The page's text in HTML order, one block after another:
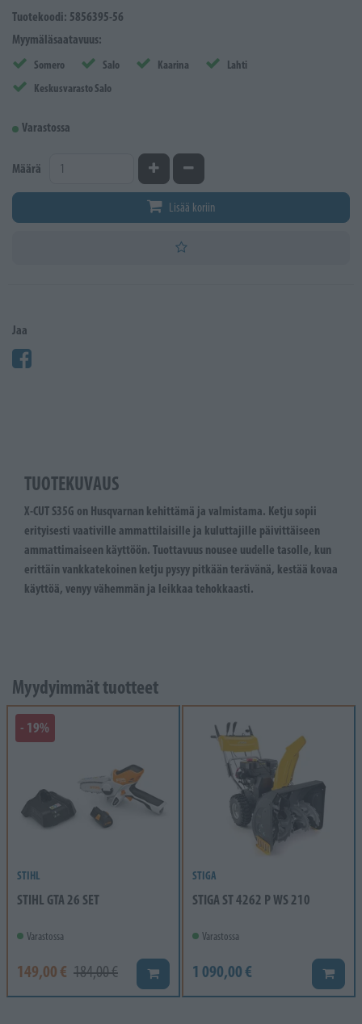
Tuotekoodi: 5856395-56
Myymäläsaatavuus:
Somero Salo Kaarina
Lahti
Keskusvarasto Salo
Varastossa
Määrä Kasvata määrääVähennä määrää
Lisää koriin
Jaa
TUOTEKUVAUS
X-CUT S35G on Husqvarnan kehittämä ja valmistama. Ketju sopii
erityisesti vaativille ammattilaisille ja kuluttajille päivittäiseen
ammattimaiseen käyttöön. Tuottavuus nousee uudelle tasolle, kun
erittäin vankkatekoinen ketju pysyy pitkään terävänä, kestää kovaa
käyttöä, venyy vähemmän ja leikkaa tehokkaasti.
Myydyimmät tuotteet
- 19%
STIHL
STIHL GTA 26 SET
Varastossa
149,00 € 184,00 € Lisää koriin
STIGA
STIGA ST 4262 P WS 210
Varastossa
1 090,00 € Lisää